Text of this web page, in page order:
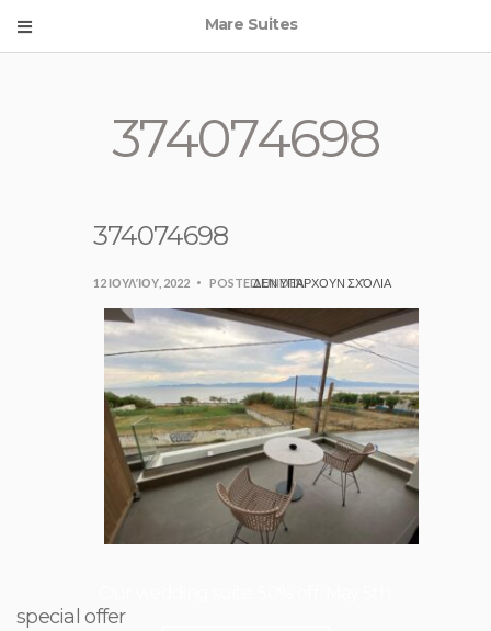
Mare Suites
374074698
374074698
12 ΙΟΥΛΊΟΥ, 2022 POSTED UNDER:
ΔΕΝ ΥΠΆΡΧΟΥΝ ΣΧΌΛΙΑ
special offer